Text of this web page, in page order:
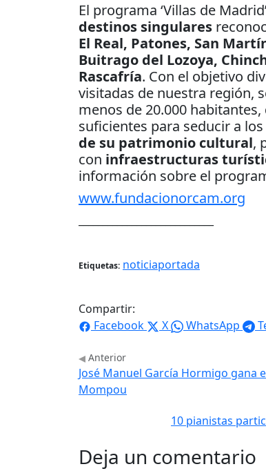
El programa ‘Villas de
destinos singulares
El Real, Patones, San
Buitrago del Lozoya,
Rascafría. Con el objetivo
visitadas de nuestra región,
menos de 20.000
suficientes para seducir a
de su patrimonio cultural,
con infraestructuras
información sobre el
www.fundacionorcam.org
Etiquetas: noticiaportada
Compartir:
Facebook
X WhatsApp
Anterior
José Manuel García Hormigo gana
Mompou
10 pianistas
Deja un comentario